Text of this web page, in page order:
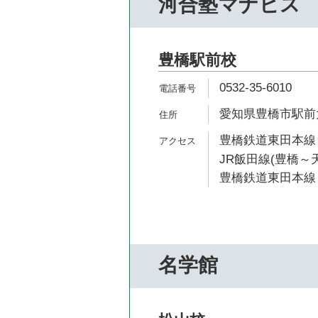
河合塾マナビス
豊橋駅前校
0532-35-6010
愛知県豊橋市駅
豊橋鉄道東田本
JR飯田線(豊橋～
豊橋鉄道東田本
名学館